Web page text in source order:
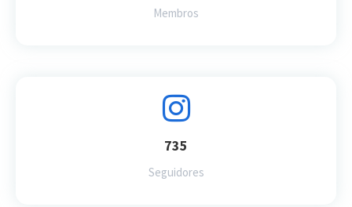
Membros
735
Seguidores